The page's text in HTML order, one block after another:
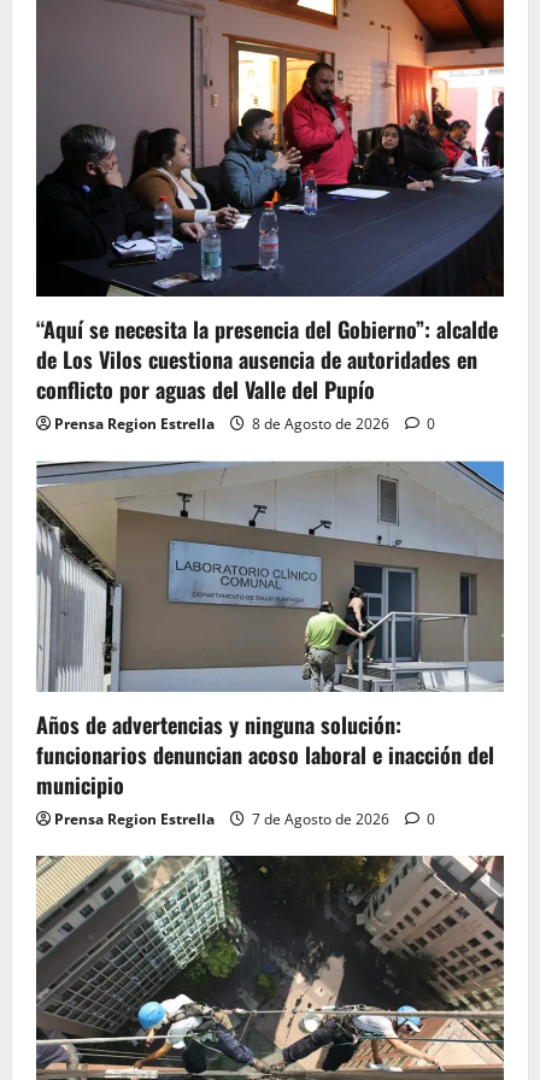
“Aquí se necesita la presencia del Gobierno”: alcalde
de Los Vilos cuestiona ausencia de autoridades en
conflicto por aguas del Valle del Pupío
Prensa Region Estrella 8 de Agosto de 2026 0
Años de advertencias y ninguna solución:
funcionarios denuncian acoso laboral e inacción del
municipio
Prensa Region Estrella 7 de Agosto de 2026 0